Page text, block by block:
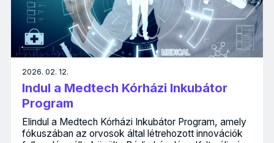
2026. 02. 12.
Indul a Medtech Kórházi Inkubátor
Program
Elindul a Medtech Kórházi Inkubátor Program, amely
fókuszában az orvosok által létrehozott innovációk